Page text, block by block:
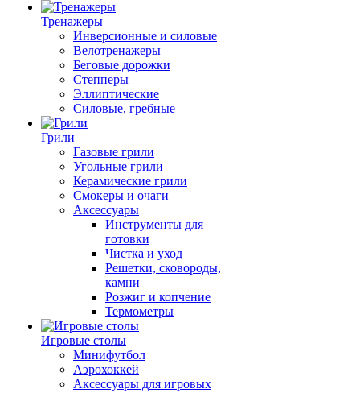
Тренажеры
Инверсионные и силовые
Велотренажеры
Беговые дорожки
Степперы
Эллиптические
Силовые, гребные
Грили
Газовые грили
Угольные грили
Керамические грили
Смокеры и очаги
Аксессуары
Инструменты для
готовки
Чистка и уход
Решетки, сковороды,
камни
Розжиг и копчение
Термометры
Игровые столы
Минифутбол
Аэрохоккей
Аксессуары для игровых